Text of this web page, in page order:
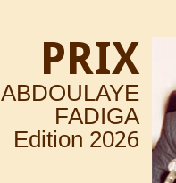
PRIX
ABDOULAYE
FADIGA
Edition 2026